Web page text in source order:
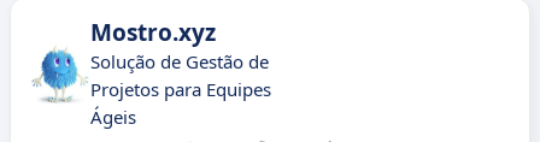
Mostro.xyz
Solução de Gestão de
Projetos para Equipes
Ágeis